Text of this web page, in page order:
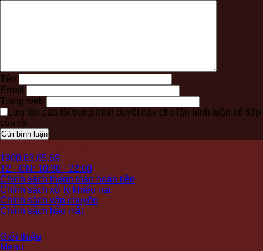
Tên
Email
Trang web
Lưu tên của tôi trong trình duyệt này cho lần bình luận kế tiếp
của tôi
1900.63.65.69
T2 - CN: 10:30 - 22:00
Chính sách thanh toán hoàn tiền
Chính sách xử lý khiếu nại
Chính sách vận chuyển
Chính sách bảo mật
Giới thiệu
Menu